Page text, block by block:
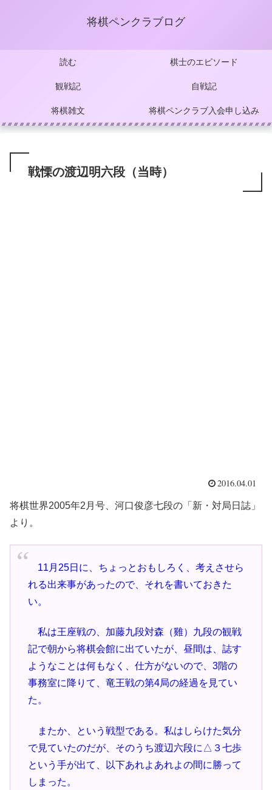
将棋ペンクラブログ
読む 棋士のエピソード
観戦記 自戦記
将棋雑文 将棋ペンクラブ入会申し込み
戦慄の渡辺明六段（当時）
2016.04.01
将棋世界2005年2月号、河口俊彦七段の「新・対局日誌」
より。
11月25日に、ちょっとおもしろく、考えさせら
れる出来事があったので、それを書いておきた
い。
私は王座戦の、加藤九段対森（雞）九段の観戦
記で朝から将棋会館に出ていたが、昼間は、誌す
ようなことは何もなく、仕方がないので、3階の
事務室に降りて、竜王戦の第4局の経過を見てい
た。
またか、という戦型である。私はしらけた気分
で見ていたのだが、そのうち渡辺六段に△３七歩
という手が出て、以下あれよあれよの間に勝って
しまった。